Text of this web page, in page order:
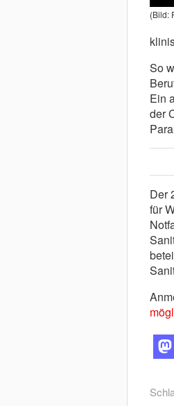
(Bild:
So
Ein
der
Der
für